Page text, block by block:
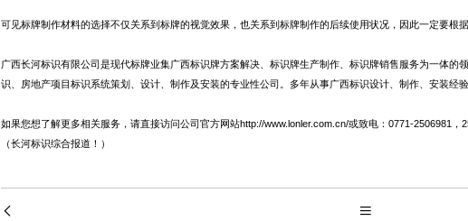
可见标牌制作材料的选择不仅关系到标牌的视觉效果，也关系到标牌制作的后续使用状况，因此一定要根
广西长河标识有限公司是现代标牌业集广西标识牌方案解决、标识牌生产制作、标识牌销售服务为一体的
识、房地产项目标识系统策划、设计、制作及安装的专业性公司。多年从事广西标识设计、制作、安装经验
如果您想了解更多相关服务，请直接访问公司官方网站http://www.lonler.com.cn/或致电：0771-2506981，
（长河标识综合报道！）